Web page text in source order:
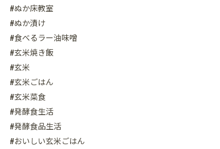
#ぬか床教室
#ぬか漬け
#食べるラー油味噌
#玄米焼き飯
#玄米
#玄米ごはん
#玄米菜食
#発酵食生活
#発酵食品生活
#おいしい玄米ごはん